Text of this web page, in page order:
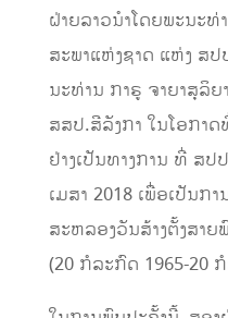
ຝ່າຍລາວນຳໂດຍພະນະທ່
ສະພາແຫ່ງຊາດ ແຫ່ງ ສປ
ນະທ່ານ ກາຣູ ຈາຍາສຸລິ
ສສປ.ສີລັງກາ ໃນໂອກາ
ຢ່າງເປັນທາງການ ທີ່ ສປ
ເມສາ 2018 ເພື່ອເປັນ
ສະຫລອງວັນສ້າງຕັ້ງສາ
(20 ກໍລະກົດ 1965-20